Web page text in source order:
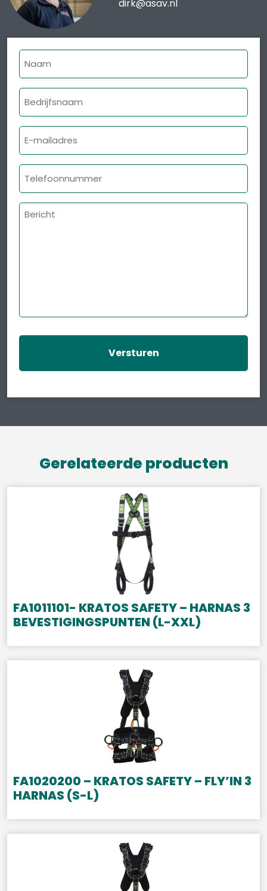
dirk@asav.nl
Naam
Bedrijfsnaam
E-
mailadres
Telefoonnummer
Bericht
Gerelateerde producten
FA1011101- KRATOS SAFETY – HARNAS 3
BEVESTIGINGSPUNTEN (L-XXL)
FA1020200 – KRATOS SAFETY – FLY’IN 3
HARNAS (S-L)